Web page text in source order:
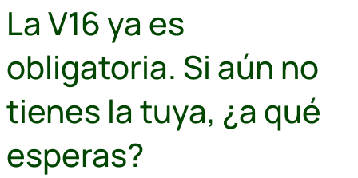
La V16 ya es
obligatoria. Si aún no
tienes la tuya, ¿a qué
esperas?